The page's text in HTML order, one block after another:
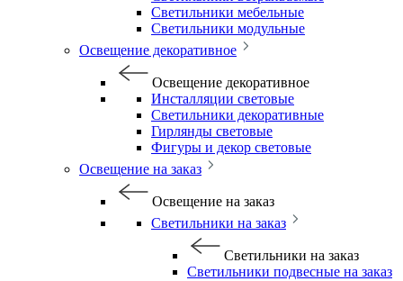
Светильники мебельные
Светильники модульные
Освещение декоративное
Освещение декоративное
Инсталляции световые
Светильники декоративные
Гирлянды световые
Фигуры и декор световые
Освещение на заказ
Освещение на заказ
Светильники на заказ
Светильники на заказ
Светильники подвесные на заказ